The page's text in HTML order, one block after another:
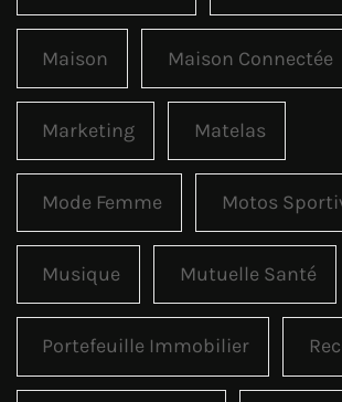
Maison Maison Connectée
Marketing Matelas
Mode Femme Motos
Musique Mutuelle Santé
Portefeuille Immobilier